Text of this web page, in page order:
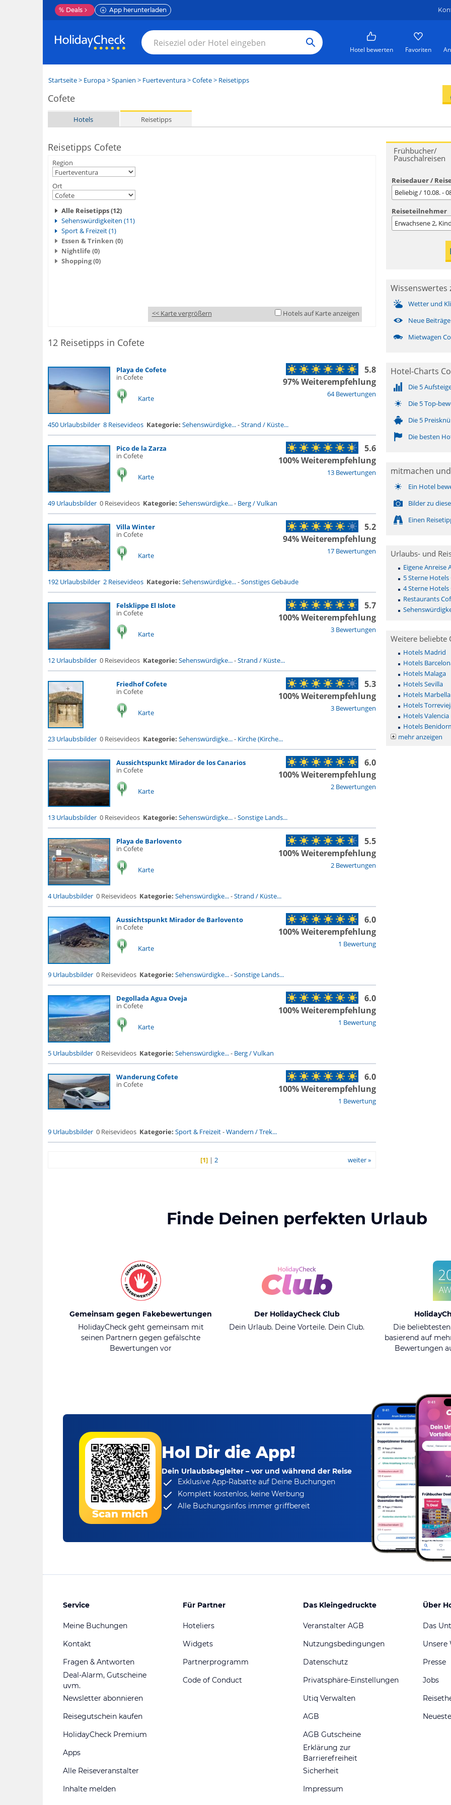
% Deals App herunterladen
Hotel bewerten Favoriten
Startseite> Europa>Spanien > Fuerteventura>Cofete> Reisetipps
Cofete
Hotels Reisetipps
Reisetipps Cofete
Region
Ort
Alle Reisetipps (12)
Sehenswürdigkeiten (11)
Sport & Freizeit (1)
Essen & Trinken (0)
Nightlife (0)
Shopping (0)
<< Karte vergrößern Hotels auf Karte anzeigen
12 Reisetipps in Cofete
Playa de Cofete
in Cofete
Karte 64 Bewertungen
5.8
97% Weiterempfehlung
450 Urlaubsbilder 8 Reisevideos Kategorie: Sehenswürdigke...-Strand / Küste...
Pico de la Zarza
in Cofete
Karte 13 Bewertungen
5.6
100% Weiterempfehlung
49 Urlaubsbilder 0 Reisevideos Kategorie: Sehenswürdigke...- Berg / Vulkan
Villa Winter
in Cofete
Karte 17 Bewertungen
5.2
94% Weiterempfehlung
192 Urlaubsbilder 2 Reisevideos Kategorie: Sehenswürdigke...-Sonstiges Gebäude
Felsklippe El Islote
in Cofete
Karte 3 Bewertungen
5.7
100% Weiterempfehlung
12 Urlaubsbilder 0 Reisevideos Kategorie: Sehenswürdigke...-Strand / Küste...
Friedhof Cofete
in Cofete
Karte 3 Bewertungen
5.3
100% Weiterempfehlung
23 Urlaubsbilder 0 Reisevideos Kategorie: Sehenswürdigke...- Kirche (Kirche...
Aussichtspunkt Mirador de los Canarios
in Cofete
Karte 2 Bewertungen
6.0
100% Weiterempfehlung
13 Urlaubsbilder 0 Reisevideos Kategorie: Sehenswürdigke...-Sonstige Lands...
Playa de Barlovento
in Cofete
Karte 2 Bewertungen
5.5
100% Weiterempfehlung
4 Urlaubsbilder 0 Reisevideos Kategorie: Sehenswürdigke...-Strand / Küste...
Aussichtspunkt Mirador de Barlovento
in Cofete
Karte 1 Bewertung
6.0
100% Weiterempfehlung
9 Urlaubsbilder 0 Reisevideos Kategorie: Sehenswürdigke...-Sonstige Lands...
Degollada Agua Oveja
in Cofete
Karte 1 Bewertung
6.0
100% Weiterempfehlung
5 Urlaubsbilder 0 Reisevideos Kategorie: Sehenswürdigke...- Berg / Vulkan
Wanderung Cofete
in Cofete
1 Bewertung
6.0
100% Weiterempfehlung
9 Urlaubsbilder 0 Reisevideos Kategorie: Sport & Freizeit-Wandern / Trek...
[1]| 2 weiter »
Frühbucher/
Pauschalreisen
Reisedauer /
Beliebig / 10.08. -
Reiseteilnehmer
Erwachsene2,
Wissenswertes
Wetter und
Neue
Mietwagen
Hotel-Charts
Die 5
Die 5 Top-
Die 5
Die besten
mitmachen
Ein Hotel
Bilder zu
Einen
Urlaubs- und
Eigene Anreise
5 Sterne Hotels
4 Sterne Hotels
Restaurants
Weitere beliebte
Hotels Madrid
Hotels
Hotels Malaga
Hotels Sevilla
Hotels Marbella
Hotels
Hotels Valencia
Hotels
mehr anzeigen
Finde Deinen perfekten Urlaub
Gemeinsam gegen Fakebewertungen
HolidayCheck geht gemeinsam mit
seinen Partnern gegen gefälschte
Bewertungen vor
Der HolidayCheck Club
Dein Urlaub. Deine Vorteile. Dein Club.
Die
basierend auf
Bewertungen
Scan mich
Hol Dir die App!
Dein Urlaubsbegleiter – vor und während der Reise
Exklusive App-Rabatteauf Deine Buchungen
Komplett kostenlos, keine Werbung
Alle Buchungsinfos immer griffbereit
Service
Meine Buchungen
Kontakt
Fragen & Antworten
Deal-Alarm, Gutscheine
uvm.
Newsletter abonnieren
Reisegutschein kaufen
HolidayCheck Premium
Apps
Alle Reiseveranstalter
Inhalte melden
Für Partner
Hoteliers
Widgets
Partnerprogramm
Code of Conduct
Das Kleingedruckte
Veranstalter AGB
Nutzungsbedingungen
Datenschutz
Privatsphäre-Einstellungen
Utiq Verwalten
AGB
AGB Gutscheine
Erklärung zur
Barrierefreiheit
Sicherheit
Impressum
Über
Das
Unsere
Presse
Jobs